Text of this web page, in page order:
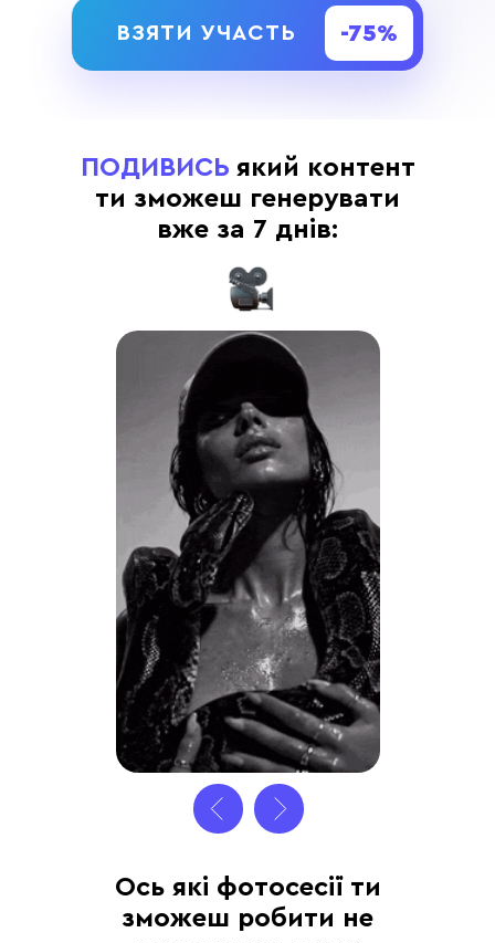
ВЗЯТИ УЧАСТЬ -75%
Ось які фотосесії ти
зможеш робити не
ПОДИВИСЬ який контент
ти зможеш генерувати
вже за 7 днів: